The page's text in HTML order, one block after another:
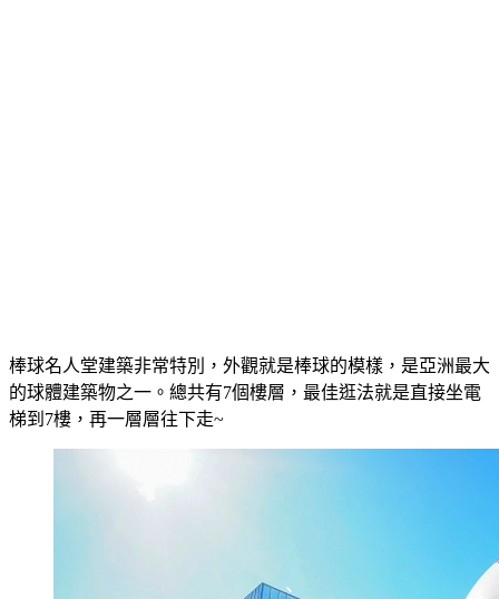
棒球名人堂建築非常特別，外觀就是棒球的模樣，是亞洲最大
的球體建築物之一。總共有7個樓層，最佳逛法就是直接坐電
梯到7樓，再一層層往下走~